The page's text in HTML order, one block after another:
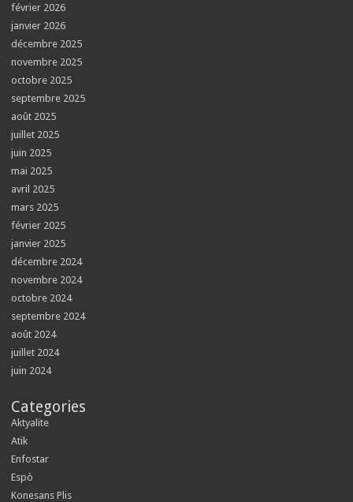
février 2026
janvier 2026
décembre 2025
novembre 2025
octobre 2025
septembre 2025
août 2025
juillet 2025
juin 2025
mai 2025
avril 2025
mars 2025
février 2025
janvier 2025
décembre 2024
novembre 2024
octobre 2024
septembre 2024
août 2024
juillet 2024
juin 2024
Categories
Aktyalite
Atik
Enfostar
Espò
Konesans Plis